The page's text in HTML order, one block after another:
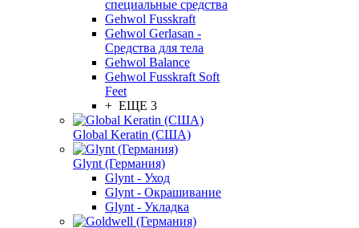
специальные средства
Gehwol Fusskraft
Gehwol Gerlasan -
Средства для тела
Gehwol Balance
Gehwol Fusskraft Soft
Feet
+ ЕЩЕ 3
Global Keratin (США)
Glynt (Германия)
Glynt - Уход
Glynt - Окрашивание
Glynt - Укладка